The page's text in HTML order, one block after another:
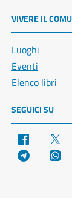
VIVERE IL
Luoghi
Eventi
Elenco libri
SEGUICI SU
Facebook
Telegram